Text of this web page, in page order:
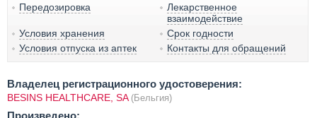
Передозировка
Лекарственное
взаимодействие
Условия хранения
Срок годности
Условия отпуска из аптек
Контакты для обращений
Владелец регистрационного удостоверения:
BESINS HEALTHCARE, SA (Бельгия)
Произведено: